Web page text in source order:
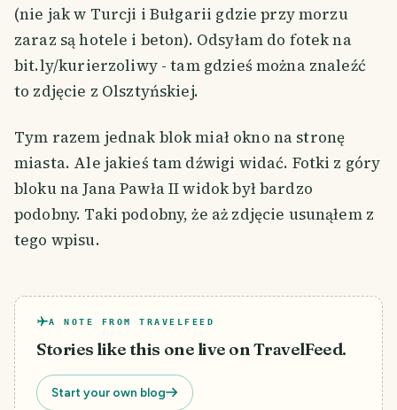
(nie jak w Turcji i Bułgarii gdzie przy morzu
zaraz są hotele i beton). Odsyłam do fotek na
bit.ly/kurierzoliwy - tam gdzieś można znaleźć
to zdjęcie z Olsztyńskiej.
Tym razem jednak blok miał okno na stronę
miasta. Ale jakieś tam dźwigi widać. Fotki z góry
bloku na Jana Pawła II widok był bardzo
podobny. Taki podobny, że aż zdjęcie usunąłem z
tego wpisu.
A NOTE FROM TRAVELFEED
Stories like this one live on TravelFeed.
Start your own blog